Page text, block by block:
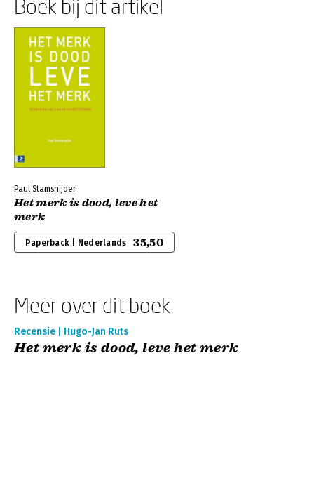
Boek bij dit artikel
Paul Stamsnijder
Het merk is dood, leve het
merk
Paperback | Nederlands 35,50
Meer over dit boek
Recensie | Hugo-Jan Ruts
Het merk is dood, leve het merk